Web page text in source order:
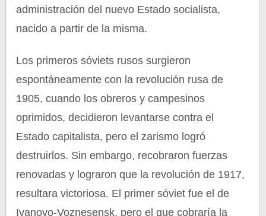
administración del nuevo Estado socialista,
nacido a partir de la misma.
Los primeros sóviets rusos surgieron
espontáneamente con la revolución rusa de
1905, cuando los obreros y campesinos
oprimidos, decidieron levantarse contra el
Estado capitalista, pero el zarismo logró
destruirlos. Sin embargo, recobraron fuerzas
renovadas y lograron que la revolución de 1917,
resultara victoriosa. El primer sóviet fue el de
Ivanovo-Voznesensk, pero el que cobraría la